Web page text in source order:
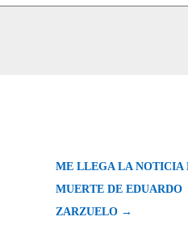
ME LLEGA LA NOTICIA
MUERTE DE EDUARDO
ZARZUELO →